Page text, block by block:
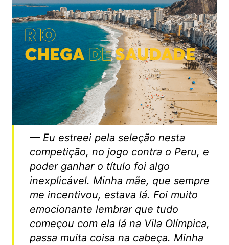
— Eu estreei pela seleção nesta
competição, no jogo contra o Peru, e
poder ganhar o título foi algo
inexplicável. Minha mãe, que sempre
me incentivou, estava lá. Foi muito
emocionante lembrar que tudo
começou com ela lá na Vila Olímpica,
passa muita coisa na cabeça. Minha